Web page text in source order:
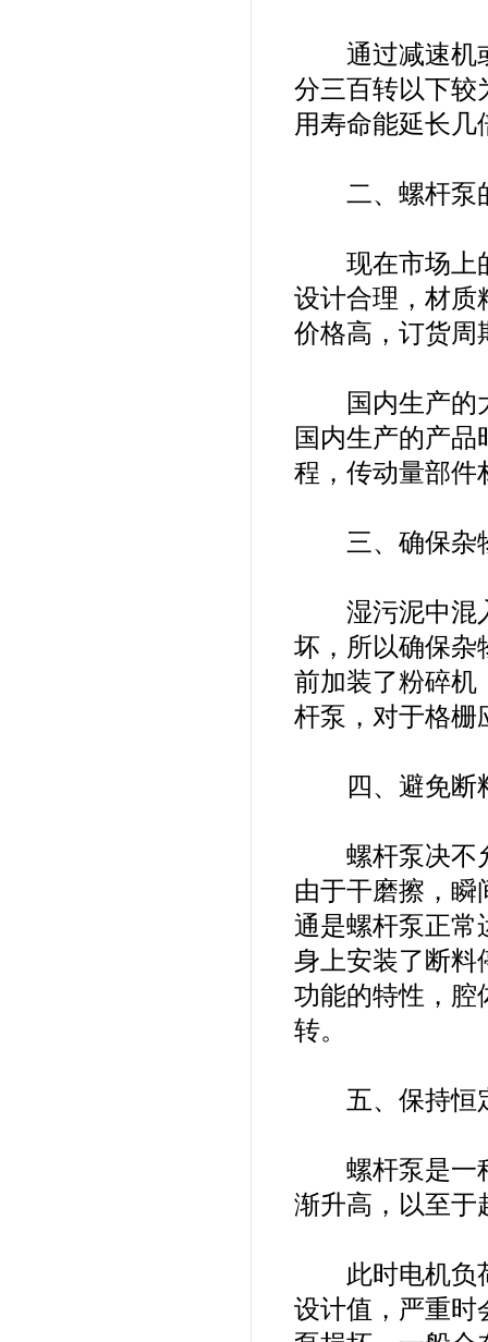
通过减速机或
分三百转以下较
用寿命能延长几
二、螺杆泵
现在市场上的
设计合理，材质
价格高，订货周
国内生产的大
国内生产的产
程，传动量部件
三、确保杂
湿污泥中混入
坏，所以确保杂
前加装了粉碎机
杆泵，对于格栅
四、避免断
螺杆泵决不允
由于干磨擦，瞬
通是螺杆泵正常
身上安装了断料
功能的特性，腔
转。
五、保持恒
螺杆泵是一种
渐升高，以至于
此时电机负荷
设计值，严重时